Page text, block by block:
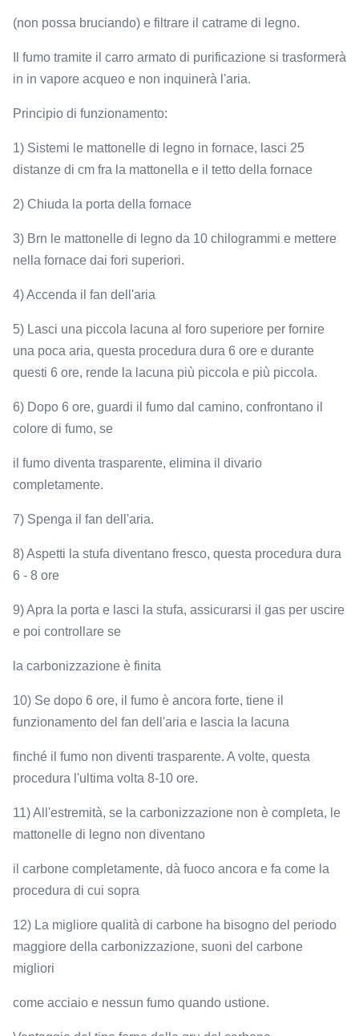
(non possa bruciando) e filtrare il catrame di legno.
Il fumo tramite il carro armato di purificazione si trasformerà
in in vapore acqueo e non inquinerà l'aria.
Principio di funzionamento:
1) Sistemi le mattonelle di legno in fornace, lasci 25
distanze di cm fra la mattonella e il tetto della fornace
2) Chiuda la porta della fornace
3) Brn le mattonelle di legno da 10 chilogrammi e mettere
nella fornace dai fori superiori.
4) Accenda il fan dell'aria
5) Lasci una piccola lacuna al foro superiore per fornire
una poca aria, questa procedura dura 6 ore e durante
questi 6 ore, rende la lacuna più piccola e più piccola.
6) Dopo 6 ore, guardi il fumo dal camino, confrontano il
colore di fumo, se
il fumo diventa trasparente, elimina il divario
completamente.
7) Spenga il fan dell'aria.
8) Aspetti la stufa diventano fresco, questa procedura dura
6 - 8 ore
9) Apra la porta e lasci la stufa, assicurarsi il gas per uscire
e poi controllare se
la carbonizzazione è finita
10) Se dopo 6 ore, il fumo è ancora forte, tiene il
funzionamento del fan dell'aria e lascia la lacuna
finché il fumo non diventi trasparente. A volte, questa
procedura l'ultima volta 8-10 ore.
11) All'estremità, se la carbonizzazione non è completa, le
mattonelle di legno non diventano
il carbone completamente, dà fuoco ancora e fa come la
procedura di cui sopra
12) La migliore qualità di carbone ha bisogno del periodo
maggiore della carbonizzazione, suoni del carbone
migliori
come acciaio e nessun fumo quando ustione.